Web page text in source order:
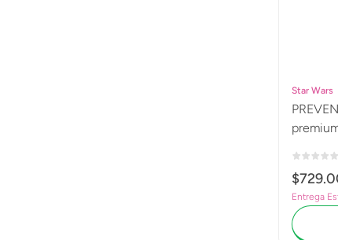
Star Wars
$729.
Entrega